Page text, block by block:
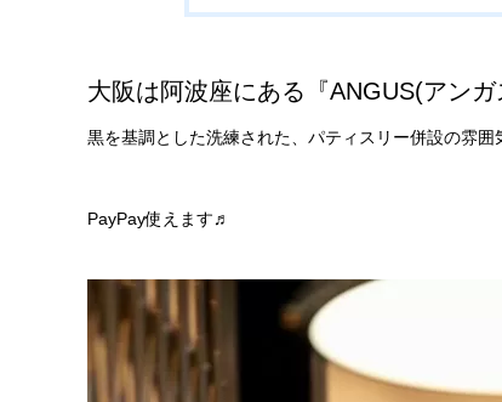
大阪は阿波座にある『ANGUS(アンガ
黒を基調とした洗練された、パティスリー併設の雰囲
PayPay使えます♬